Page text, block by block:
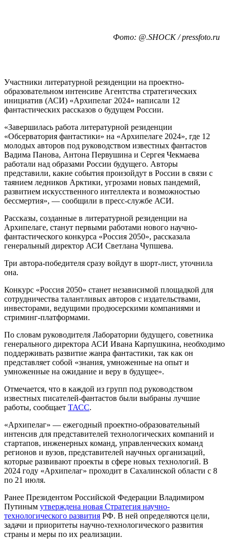
Фото: @.SHOCK / pressfoto.ru
Участники литературной резиденции на проектно-
образовательном интенсиве Агентства стратегических
инициатив (АСИ) «Архипелаг 2024» написали 12
фантастических рассказов о будущем России.
«Завершилась работа литературной резиденции
«Обсерватория фантастики» на «Архипелаге 2024», где 12
молодых авторов под руководством известных фантастов
Вадима Панова, Антона Первушина и Сергея Чекмаева
работали над образами России будущего. Авторы
представили, какие события произойдут в России в связи с
таянием ледников Арктики, угрозами новых пандемий,
развитием искусственного интеллекта и возможностью
бессмертия», — сообщили в пресс-службе АСИ.
Рассказы, созданные в литературной резиденции на
Архипелаге, станут первыми работами нового научно-
фантастического конкурса «Россия 2050», рассказала
генеральный директор АСИ Светлана Чупшева.
Три автора-победителя сразу войдут в шорт-лист, уточнила
она.
Конкурс «Россия 2050» станет независимой площадкой для
сотрудничества талантливых авторов с издательствами,
инвесторами, ведущими продюсерскими компаниями и
стриминг-платформами.
По словам руководителя Лаборатории будущего, советника
генерального директора АСИ Ивана Карпушкина, необходимо
поддерживать развитие жанра фантастики, так как он
представляет собой «знания, умноженные на опыт и
умноженные на ожидание и веру в будущее».
Отмечается, что в каждой из групп под руководством
известных писателей-фантастов были выбраны лучшие
работы, сообщает ТАСС.
«Архипелаг» — ежегодный проектно-образовательный
интенсив для представителей технологических компаний и
стартапов, инженерных команд, управленческих команд
регионов и вузов, представителей научных организаций,
которые развивают проекты в сфере новых технологий. В
2024 году «Архипелаг» проходит в Сахалинской области с 8
по 21 июля.
Ранее Президентом Российской Федерации Владимиром
Путиным утверждена новая Стратегия научно-
технологического развития РФ. В ней определяются цели,
задачи и приоритеты научно-технологического развития
страны и меры по их реализации.